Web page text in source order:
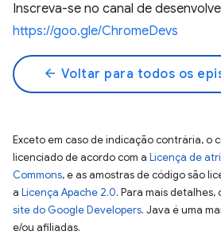
Inscreva-se no canal de
https://goo.gle/ChromeDevs
arrow_back Voltar para todos os
Exceto em caso de indicação contrária, o
licenciado de acordo com a Licença de
Commons, e as amostras de código são
a Licença Apache 2.0. Para mais detalhes,
site do Google Developers. Java é uma
e/ou afiliadas.